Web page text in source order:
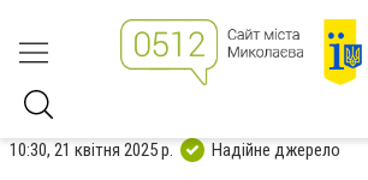
10:30, 21 квітня 2025 р. Надійне джерело